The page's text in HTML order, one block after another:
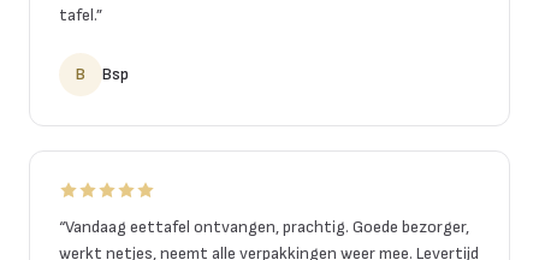
tafel.”
B Bsp
“Vandaag eettafel ontvangen, prachtig. Goede bezorger,
werkt netjes, neemt alle verpakkingen weer mee. Levertijd